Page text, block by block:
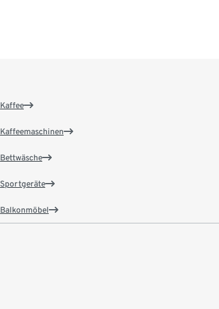
Kaffee
Kaffeemaschinen
Bettwäsche
Sportgeräte
Balkonmöbel